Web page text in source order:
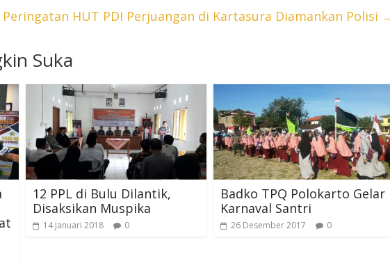
Peringatan HUT PDI Perjuangan di Kartasura Diamankan Polisi
Suka
12 PPL di Bulu Dilantik,
Disaksikan Muspika
14 Januari 2018 0
Badko TPQ Polokarto Gelar
Karnaval Santri
26 Desember 2017 0